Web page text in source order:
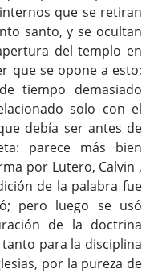
que se retiran
santo, y se ocultan
del templo en
que se opone a esto;
tiempo demasiado
solo con el
debía ser antes de
parece más bien
por Lutero, Calvin ,
de la palabra fue
pero luego se usó
de la doctrina
para la disciplina
por la pureza de